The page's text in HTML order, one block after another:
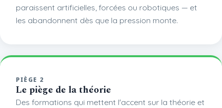
paraissent artificielles, forcées ou robotiques — et
les abandonnent dès que la pression monte.
PIÈGE 2
Le piège de la théorie
Des formations qui mettent l'accent sur la théorie et